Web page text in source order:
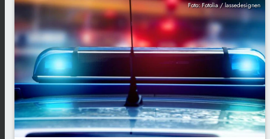
Foto: Fotolia / lassedesignen